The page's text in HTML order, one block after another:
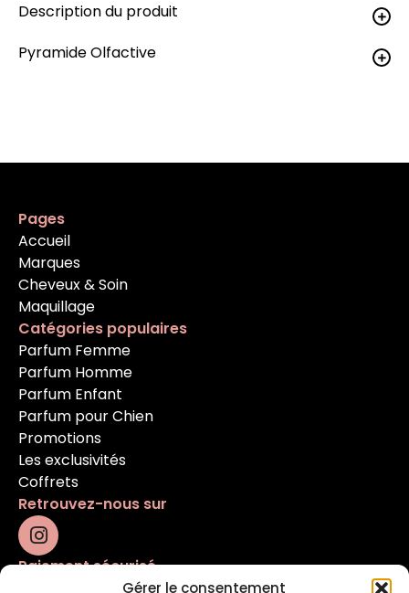
Gérer le consentement
Description du produit
Pyramide Olfactive
Pages
Accueil
Marques
Cheveux & Soin
Maquillage
Catégories populaires
Parfum Femme
Parfum Homme
Parfum Enfant
Parfum pour Chien
Promotions
Les exclusivités
Coffrets
Retrouvez-nous sur
Paiement sécurisé